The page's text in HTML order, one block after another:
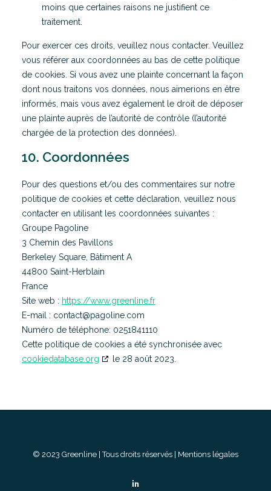
moins que certaines raisons ne justifient ce
traitement.
Pour exercer ces droits, veuillez nous contacter. Veuillez
vous référer aux coordonnées au bas de cette politique
de cookies. Si vous avez une plainte concernant la façon
dont nous traitons vos données, nous aimerions en être
informés, mais vous avez également le droit de déposer
une plainte auprès de l’autorité de contrôle (l’autorité
chargée de la protection des données).
10. Coordonnées
Pour des questions et/ou des commentaires sur notre
politique de cookies et cette déclaration, veuillez nous
contacter en utilisant les coordonnées suivantes :
Groupe Pagoline
3 Chemin des Pavillons
Berkeley Square, Bâtiment A
44800 Saint-Herblain
France
Site web : https://www.greenline.fr
E-mail : contact@pagoline.com
Numéro de téléphone: 0251841110
Cette politique de cookies a été synchronisée avec
cookiedatabase.org
le 28 août 2023.
© 2023 Greenline | Tous droits réservés | Mentions légales